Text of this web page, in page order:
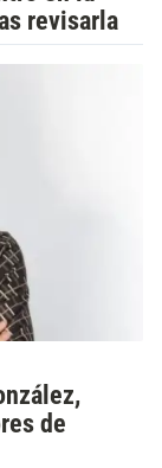
revisarla
de